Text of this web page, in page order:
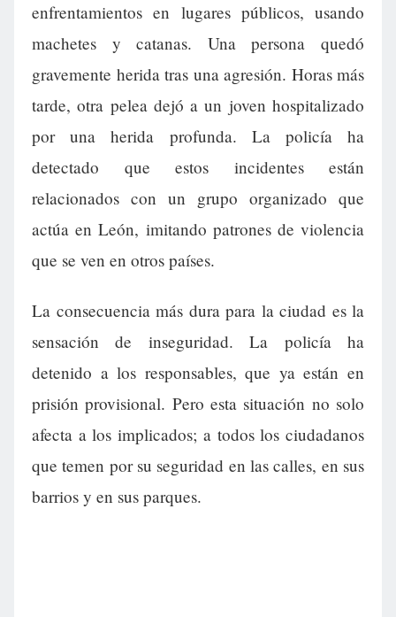
enfrentamientos en lugares públicos, usando
machetes y catanas. Una persona quedó
gravemente herida tras una agresión. Horas más
tarde, otra pelea dejó a un joven hospitalizado
por una herida profunda. La policía ha
detectado que estos incidentes están
relacionados con un grupo organizado que
actúa en León, imitando patrones de violencia
que se ven en otros países.
La consecuencia más dura para la ciudad es la
sensación de inseguridad. La policía ha
detenido a los responsables, que ya están en
prisión provisional. Pero esta situación no solo
afecta a los implicados; a todos los ciudadanos
que temen por su seguridad en las calles, en sus
barrios y en sus parques.